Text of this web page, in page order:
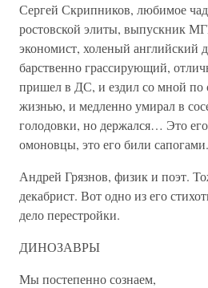
Сергей Скрипников, любимое
ростовской элиты, выпускник
экономист, холеный английский
барственно грассирующий,
пришел в ДС, и ездил со мной по
жизнью, и медленно умирал в
голодовки, но держался… Это
омоновцы, это его били сапогами.
Андрей Грязнов, физик и поэт.
декабрист. Вот одно из его
дело перестройки.
ДИНОЗАВРЫ
Мы постепенно сознаем,